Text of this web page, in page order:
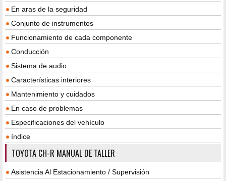
En aras de la seguridad
Conjunto de instrumentos
Funcionamiento de cada componente
Conducción
Sistema de audio
Características interiores
Mantenimiento y cuidados
En caso de problemas
Especificaciones del vehículo
índice
TOYOTA CH-R MANUAL DE TALLER
Asistencia Al Estacionamiento / Supervisión